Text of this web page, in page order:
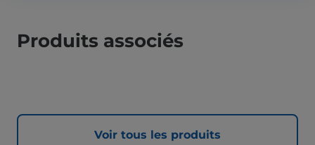
Produits associés
Voir tous les produits